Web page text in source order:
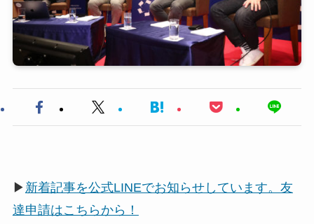
▶ 新着記事を公式LINEでお知らせしています。友
達申請はこちらから！